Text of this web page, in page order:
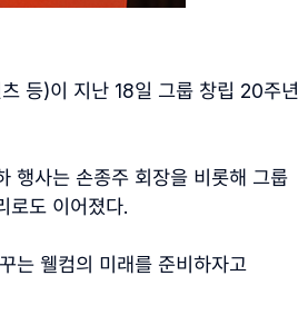
등)이 지난 18일 그룹 창립 20주년
행사는 손종주 회장을 비롯해 그룹
로도 이어졌다.
는 웰컴의 미래를 준비하자고